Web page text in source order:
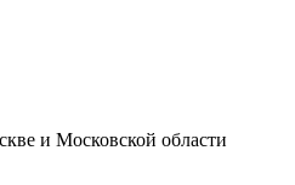
и Московской области